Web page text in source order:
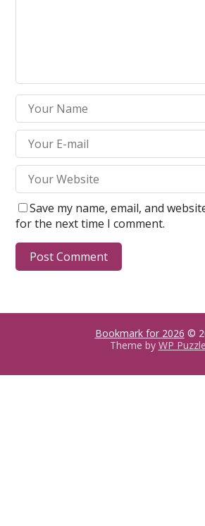
Save my name, email, and
for the next time I comment.
Bookmark for 2026 ©
Theme by WP Puzzle